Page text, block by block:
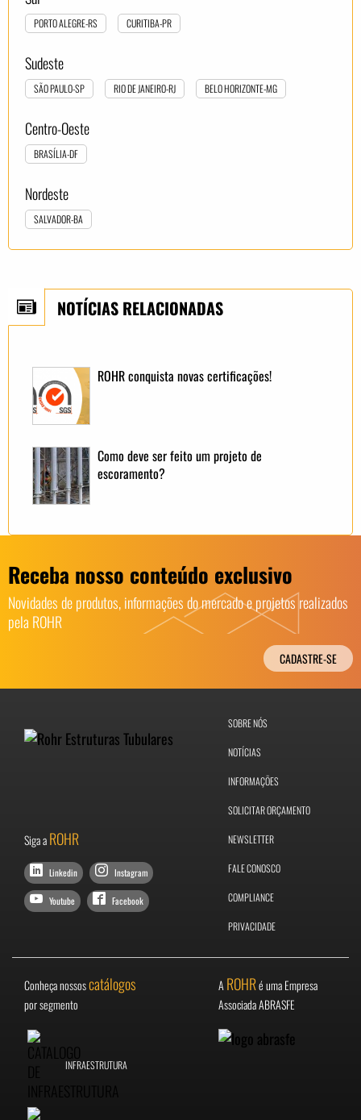
PORTO ALEGRE-RS CURITIBA-PR
Sudeste
SÃO PAULO-SP RIO DE JANEIRO-RJ BELO HORIZONTE-MG
Centro-Oeste
BRASÍLIA-DF
Nordeste
SALVADOR-BA
NOTÍCIAS RELACIONADAS
ROHR conquista novas certificações!
Como deve ser feito um projeto de
escoramento?
Receba nosso conteúdo exclusivo
Novidades de produtos, informações do mercado e projetos realizados
pela ROHR
CADASTRE-SE
Siga aROHR
Linkedin Instagram
Youtube Facebook
SOBRE NÓS
NOTÍCIAS
INFORMAÇÕES
SOLICITAR ORÇAMENTO
NEWSLETTER
FALE CONOSCO
COMPLIANCE
PRIVACIDADE
Conheça nossoscatálogos
por segmento
INFRAESTRUTURA
A ROHRé uma Empresa
Associada ABRASFE